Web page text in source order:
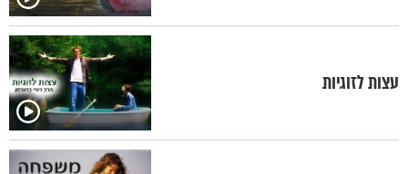
עצות לזוגיות